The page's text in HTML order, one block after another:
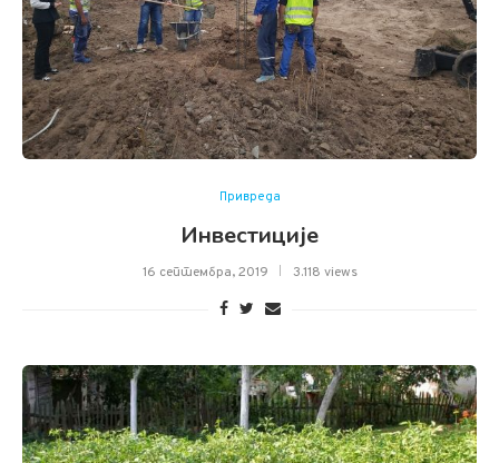
Привреда
Инвестиције
16 септембра, 2019 3.118 views